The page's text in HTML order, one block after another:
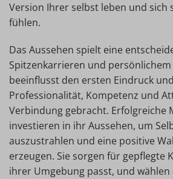
Version Ihrer selbst leben und sich
fühlen.
Das Aussehen spielt eine
Spitzenkarrieren und persönlichem
beeinflusst den ersten Eindruck
Professionalität, Kompetenz und
Verbindung gebracht. Erfolgreiche
investieren in ihr Aussehen, um
auszustrahlen und eine positive
erzeugen. Sie sorgen für gepflegte
ihrer Umgebung passt, und wählen